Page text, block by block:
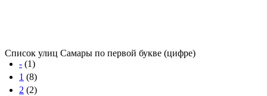
Список улиц Самары по первой букве (цифре)
- (1)
1 (8)
2 (2)